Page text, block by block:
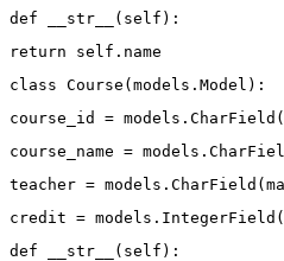
def __str__(self):
return self.name
class Course(models.Model):
course_id =
course_name =
teacher =
credit =
def __str__(self):